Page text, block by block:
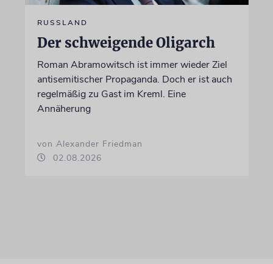
RUSSLAND
Der schweigende Oligarch
Roman Abramowitsch ist immer wieder Ziel
antisemitischer Propaganda. Doch er ist auch
regelmäßig zu Gast im Kreml. Eine
Annäherung
von Alexander Friedman
02.08.2026